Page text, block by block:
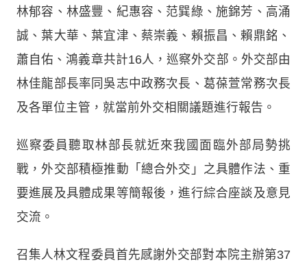
林郁容、林盛豐、紀惠容、范巽綠、施錦芳、高涌
誠、葉大華、葉宜津、蔡崇義、賴振昌、賴鼎銘、
蕭自佑、鴻義章共計16人，巡察外交部。外交部由
林佳龍部長率同吳志中政務次長、葛葆萱常務次長
及各單位主管，就當前外交相關議題進行報告。
巡察委員聽取林部長就近來我國面臨外部局勢挑
戰，外交部積極推動「總合外交」之具體作法、重
要進展及具體成果等簡報後，進行綜合座談及意見
交流。
召集人林文程委員首先感謝外交部對本院主辦第37